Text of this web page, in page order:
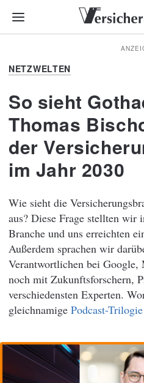
NETZWELTEN
So sieht
Thomas
der
im Jahr 2030
Wie sieht die
aus? Diese Frage stellten wir
Branche und uns erreichten
Außerdem sprachen wir
Verantwortlichen bei
noch mit Zukunftsforschern,
verschiedensten Experten.
gleichnamige Podcast-Trilogie